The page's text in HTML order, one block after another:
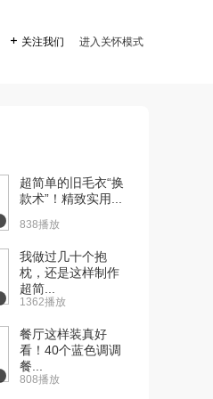
 关注我们 进入关怀模式
超简单的旧毛衣“换
款术”！精致实用...
838播放
我做过几十个抱
枕，还是这样制作
超简...
1362播放
餐厅这样装真好
看！40个蓝色调调
餐...
808播放